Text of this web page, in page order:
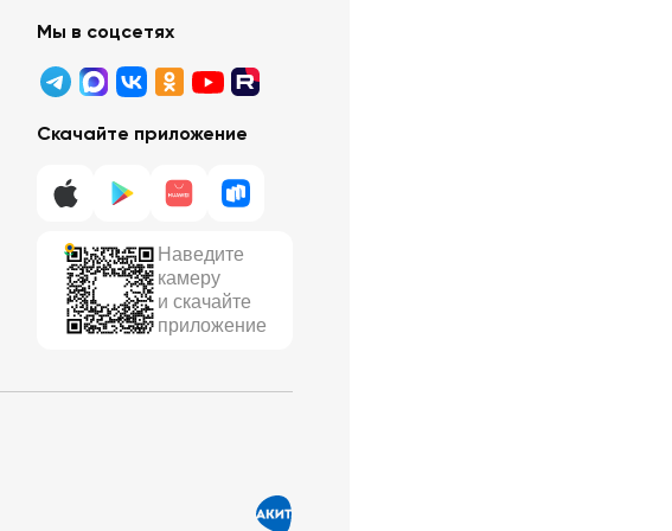
Мы в соцсетях
Скачайте приложение
Наведите
камеру
и скачайте
приложение